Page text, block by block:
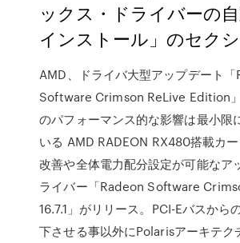
ックス・ドライバーの
インストール」のセク
AMD、ドライバ大型アップデート
Software Crimson ReLive Edition
のパフォーマンス的な影響は最小限
いる AMD RADEON RX480搭載カ
改善や全体電力配分設定が可能なア
ライバー「Radeon Software
16.7.1」がリリース。PCI-Eバスから
下させる事以外にPolarisアーキテク